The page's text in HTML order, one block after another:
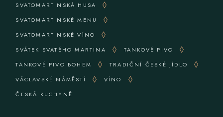
SVATOMARTINSKÁ HUSA
SVATOMARTINSKÉ MENU
SVATOMARTINSKÉ VÍNO
SVÁTEK SVATÉHO MARTINA
TANKOVÉ PIVO
TANKOVÉ PIVO BOHEM
TRADIČNÍ ČESKÉ JÍDLO
VÁCLAVSKÉ NÁMĚSTÍ
VÍNO
ČESKÁ KUCHYNĚ